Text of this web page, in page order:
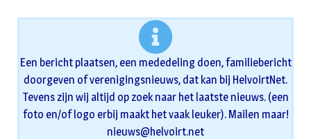
Een bericht plaatsen, een mededeling doen, familiebericht
doorgeven of verenigingsnieuws, dat kan bij HelvoirtNet.
Tevens zijn wij altijd op zoek naar het laatste nieuws. (een
foto en/of logo erbij maakt het vaak leuker). Mailen maar!
nieuws@helvoirt.net